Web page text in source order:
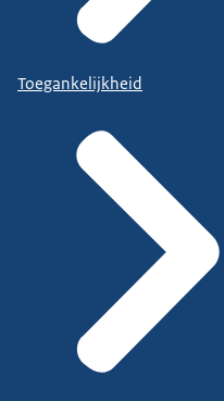
Toegankelijkheid